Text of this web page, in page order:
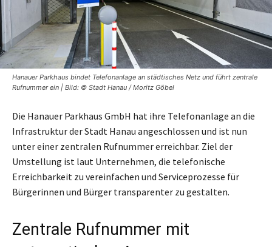
Hanauer Parkhaus bindet Telefonanlage an städtisches Netz und führt zentrale
Rufnummer ein | Bild: © Stadt Hanau / Moritz Göbel
Die Hanauer Parkhaus GmbH hat ihre Telefonanlage an die
Infrastruktur der Stadt Hanau angeschlossen und ist nun
unter einer zentralen Rufnummer erreichbar. Ziel der
Umstellung ist laut Unternehmen, die telefonische
Erreichbarkeit zu vereinfachen und Serviceprozesse für
Bürgerinnen und Bürger transparenter zu gestalten.
Zentrale Rufnummer mit